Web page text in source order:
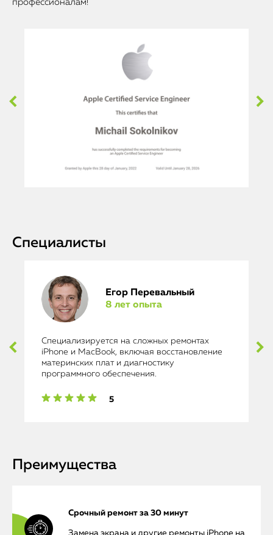
профессионалам!
Специалисты
Егор Перевальный
8 лет опыта
Специализируется на сложных ремонтах
iPhone и MacBook, включая восстановление
материнских плат и диагностику
программного обеспечения.
5
Преимущества
Срочный ремонт за 30 минут
Замена экрана и другие ремонты iPhone на